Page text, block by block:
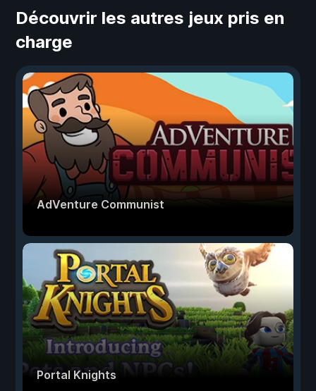
Découvrir les autres jeux pris en
charge
AdVenture Communist
Portal Knights